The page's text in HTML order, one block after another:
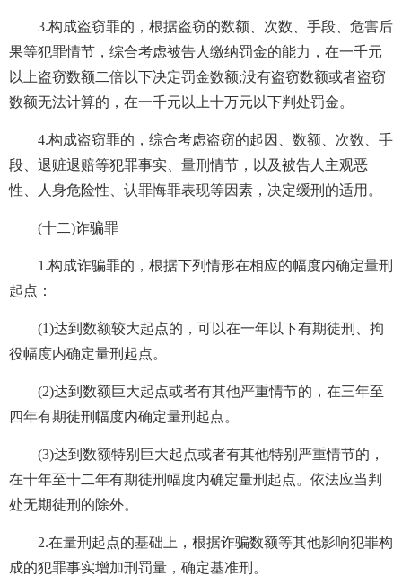
3.构成盗窃罪的，根据盗窃的数额、次数、手段、危害后
果等犯罪情节，综合考虑被告人缴纳罚金的能力，在一千元
以上盗窃数额二倍以下决定罚金数额;没有盗窃数额或者盗窃
数额无法计算的，在一千元以上十万元以下判处罚金。
4.构成盗窃罪的，综合考虑盗窃的起因、数额、次数、手
段、退赃退赔等犯罪事实、量刑情节，以及被告人主观恶
性、人身危险性、认罪悔罪表现等因素，决定缓刑的适用。
(十二)诈骗罪
1.构成诈骗罪的，根据下列情形在相应的幅度内确定量刑
起点：
(1)达到数额较大起点的，可以在一年以下有期徒刑、拘
役幅度内确定量刑起点。
(2)达到数额巨大起点或者有其他严重情节的，在三年至
四年有期徒刑幅度内确定量刑起点。
(3)达到数额特别巨大起点或者有其他特别严重情节的，
在十年至十二年有期徒刑幅度内确定量刑起点。依法应当判
处无期徒刑的除外。
2.在量刑起点的基础上，根据诈骗数额等其他影响犯罪构
成的犯罪事实增加刑罚量，确定基准刑。